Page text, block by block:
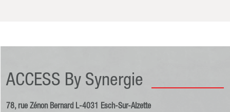
ACCESS By Synergie
78, rue Zénon Bernard L-4031 Esch-Sur-Alzette